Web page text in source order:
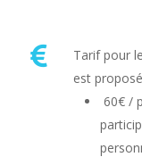
Tarif pour
est
60€ /